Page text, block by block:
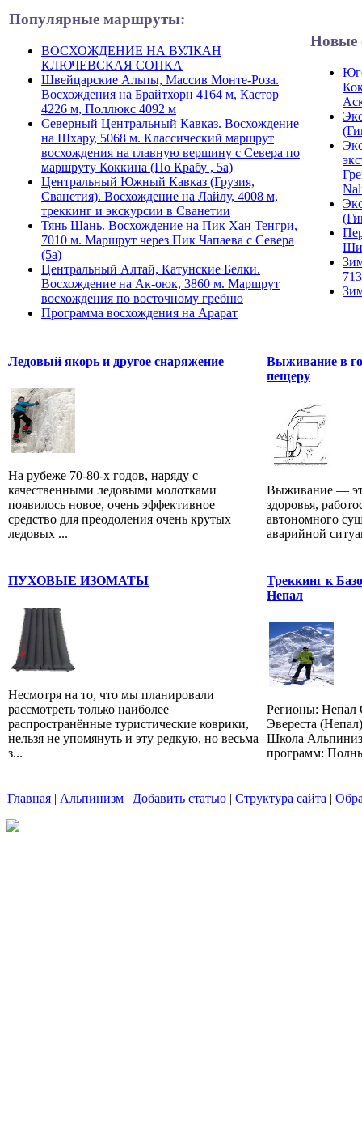
Популярные маршруты:
ВОСХОЖДЕНИЕ НА ВУЛКАН
КЛЮЧЕВСКАЯ СОПКА
Швейцарские Альпы, Массив Монте-Роза.
Восхождения на Брайтхорн 4164 м, Кастор
4226 м, Поллюкс 4092 м
Северный Центральный Кавказ. Восхождение
на Шхару, 5068 м. Классический маршрут
восхождения на главную вершину с Севера по
маршруту Коккина (По Крабу , 5а)
Центральный Южный Кавказ (Грузия,
Сванетия). Восхождение на Лайлу, 4008 м,
треккинг и экскурсии в Сванетии
Тянь Шань. Восхождение на Пик Хан Тенгри,
7010 м. Маршрут через Пик Чапаева с Севера
(5а)
Центральный Алтай, Катунские Белки.
Восхождение на Ак-оюк, 3860 м. Маршрут
восхождения по восточному гребню
Программа восхождения на Арарат
Новые
Ледовый якорь и другое снаряжение
На рубеже 70-80-х годов, наряду с
качественными ледовыми молотками
появилось новое, очень эффективное
средство для преодоления очень крутых
ледовых ...
Выживание в
пещеру
Выживание —
здоровья,
автономного
аварийной
ПУХОВЫЕ ИЗОМАТЫ
Несмотря на то, что мы планировали
рассмотреть только наиболее
распространённые туристические коврики,
нельзя не упомянуть и эту редкую, но весьма
з...
Треккинг к
Непал
Регионы: Непал
Эвереста
Школа
программ:
Главная | Альпинизм | Добавить статью | Структура сайта |